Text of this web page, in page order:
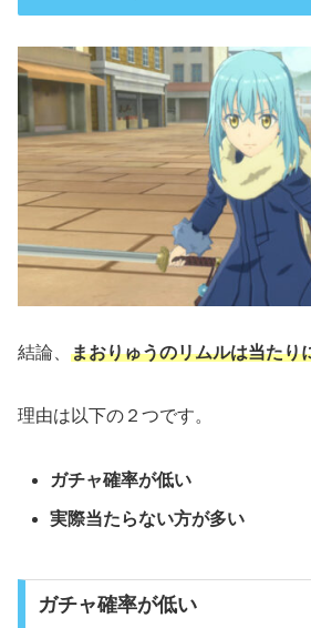
結論、 まおりゅうのリムルは当たり
理由は以下の２つです。
ガチャ確率が低い
実際当たらない方が多い
ガチャ確率が低い